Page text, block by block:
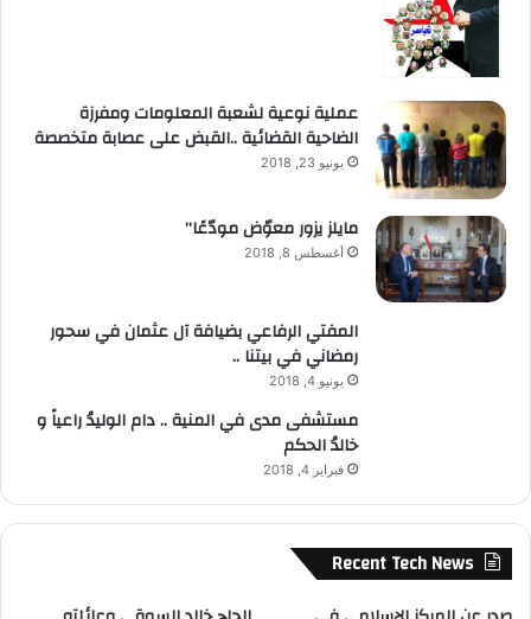
عملية نوعية لشعبة المعلومات ومفرزة
الضاحية القضائية ..القبض على عصابة متخصصة
يونيو 23, 2018
مايلز يزور معوّض مودّعًا”
أغسطس 8, 2018
المفتي الرفاعي بضيافة آل عثمان في سحور
رمضاني في بيتنا ..
يونيو 4, 2018
مستشفى مدى في المنية .. دام الوليدُ راعياً و
خالدُ الحكم
فبراير 4, 2018
Recent Tech News